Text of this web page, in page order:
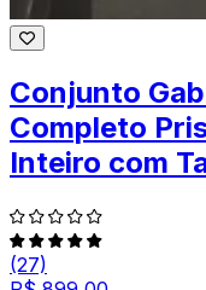
Conjunto
Completo
Inteiro com
(27)